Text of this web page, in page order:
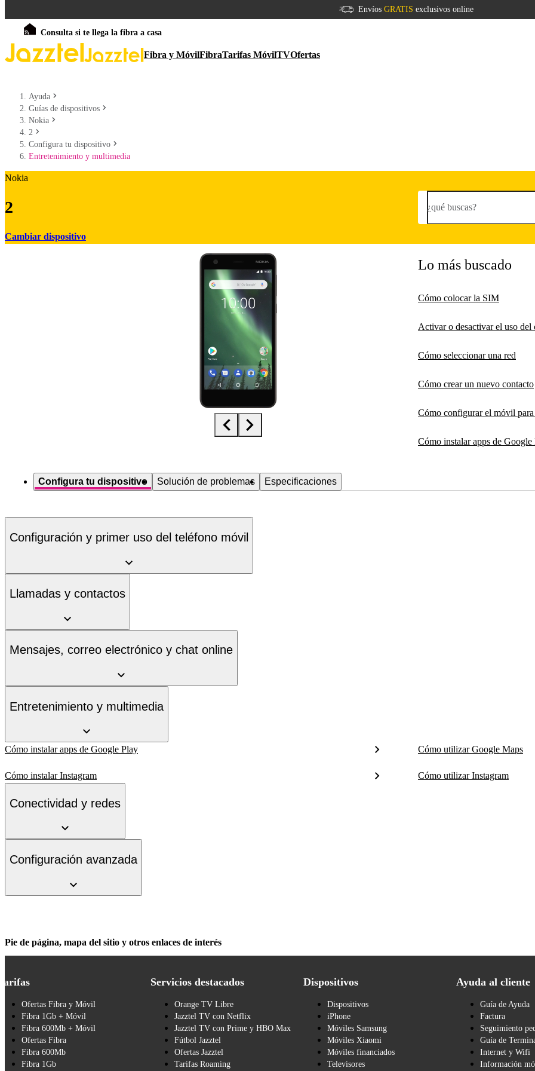
Envíos GRATIS exclusivos online
Consulta si te llega la fibra a casa
Fibra y MóvilFibraTarifas MóvilTVOfertas
Ayuda
Guías de dispositivos
Nokia
2
Configura tu dispositivo
Entretenimiento y multimedia
Nokia
2
Cambiar dispositivo
¿qué buscas?
Lo más buscado
Cómo colocar la SIM
Activar o desactivar el uso del
Cómo seleccionar una red
Cómo crear un nuevo contacto
Cómo configurar el móvil
Cómo instalar apps de Google
Configura tu dispositivo Solución de problemas Especificaciones
Configuración y primer uso del teléfono móvil
Llamadas y contactos
Mensajes, correo electrónico y chat online
Entretenimiento y multimedia
Cómo instalar apps de Google Play Cómo utilizar Google Maps
Cómo instalar Instagram Cómo utilizar Instagram
Conectividad y redes
Configuración avanzada
Pie de página, mapa del sitio y otros enlaces de interés
Ofertas Fibra y Móvil
Fibra 1Gb + Móvil
Fibra 600Mb + Móvil
Ofertas Fibra
Fibra 600Mb
Fibra 1Gb
Servicios destacados
Orange TV Libre
Jazztel TV con Netflix
Jazztel TV con Prime y HBO Max
Fútbol Jazztel
Ofertas Jazztel
Tarifas Roaming
Dispositivos
Dispositivos
iPhone
Móviles Samsung
Móviles Xiaomi
Móviles financiados
Televisores
Ayuda al cliente
Guía de Ayuda
Factura
Seguimiento
Guía de
Internet y Wifi
Información